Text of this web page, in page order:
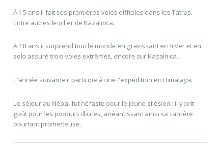
À 15 ans il fait ses premières voies difficiles dans les Tatras.
Entre autres le pilier de Kazalnica.
À 18 ans il surprend tout le monde en gravissant en hiver et en
solo assuré trois voies extrêmes, encore sur Kazalnica.
L'année suivante il participe à une l'expédition en Himalaya.
Le séjour au Népal fut néfaste pour le jeune silésien : il y prit
goût pour les produits illicites, anéantissant ainsi sa carrière
pourtant prometteuse.